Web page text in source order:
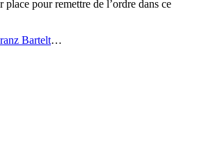
place pour remettre de l’ordre dans ce
Bartelt…